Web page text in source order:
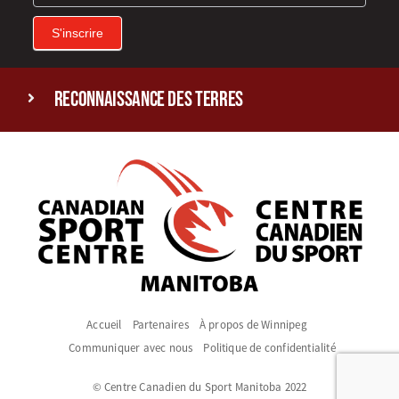
S'inscrire
reconnaissance des terres
Accueil Partenaires
À propos de Winnipeg
Communiquer avec nous
Politique de confidentialité
© Centre Canadien du Sport Manitoba 2022